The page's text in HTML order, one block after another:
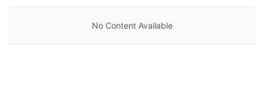
No Content Available